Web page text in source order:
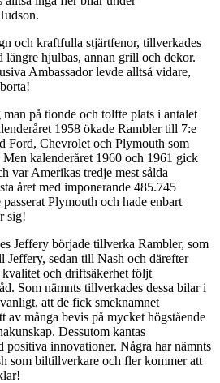
och kraftfulla stjärtfenor, tillverkades
längre hjulbas, annan grill och dekor.
Ambassador levde alltså vidare,
på tionde och tolfte plats i antalet
1958 ökade Rambler till 7:e
Ford, Chevrolet och Plymouth som
Men kalenderåret 1960 och 1961 gick
var Amerikas tredje mest sålda
året med imponerande 485.745
Plymouth och hade enbart
sig!
Jeffery började tillverka Rambler, som
Jeffery, sedan till Nash och därefter
och driftsäkerhet följt
Som nämnts tillverkades dessa bilar i
att de fick smeknamnet
av många bevis på mycket högstående
Dessutom kantas
positiva innovationer. Några har nämnts
som biltillverkare och fler kommer att